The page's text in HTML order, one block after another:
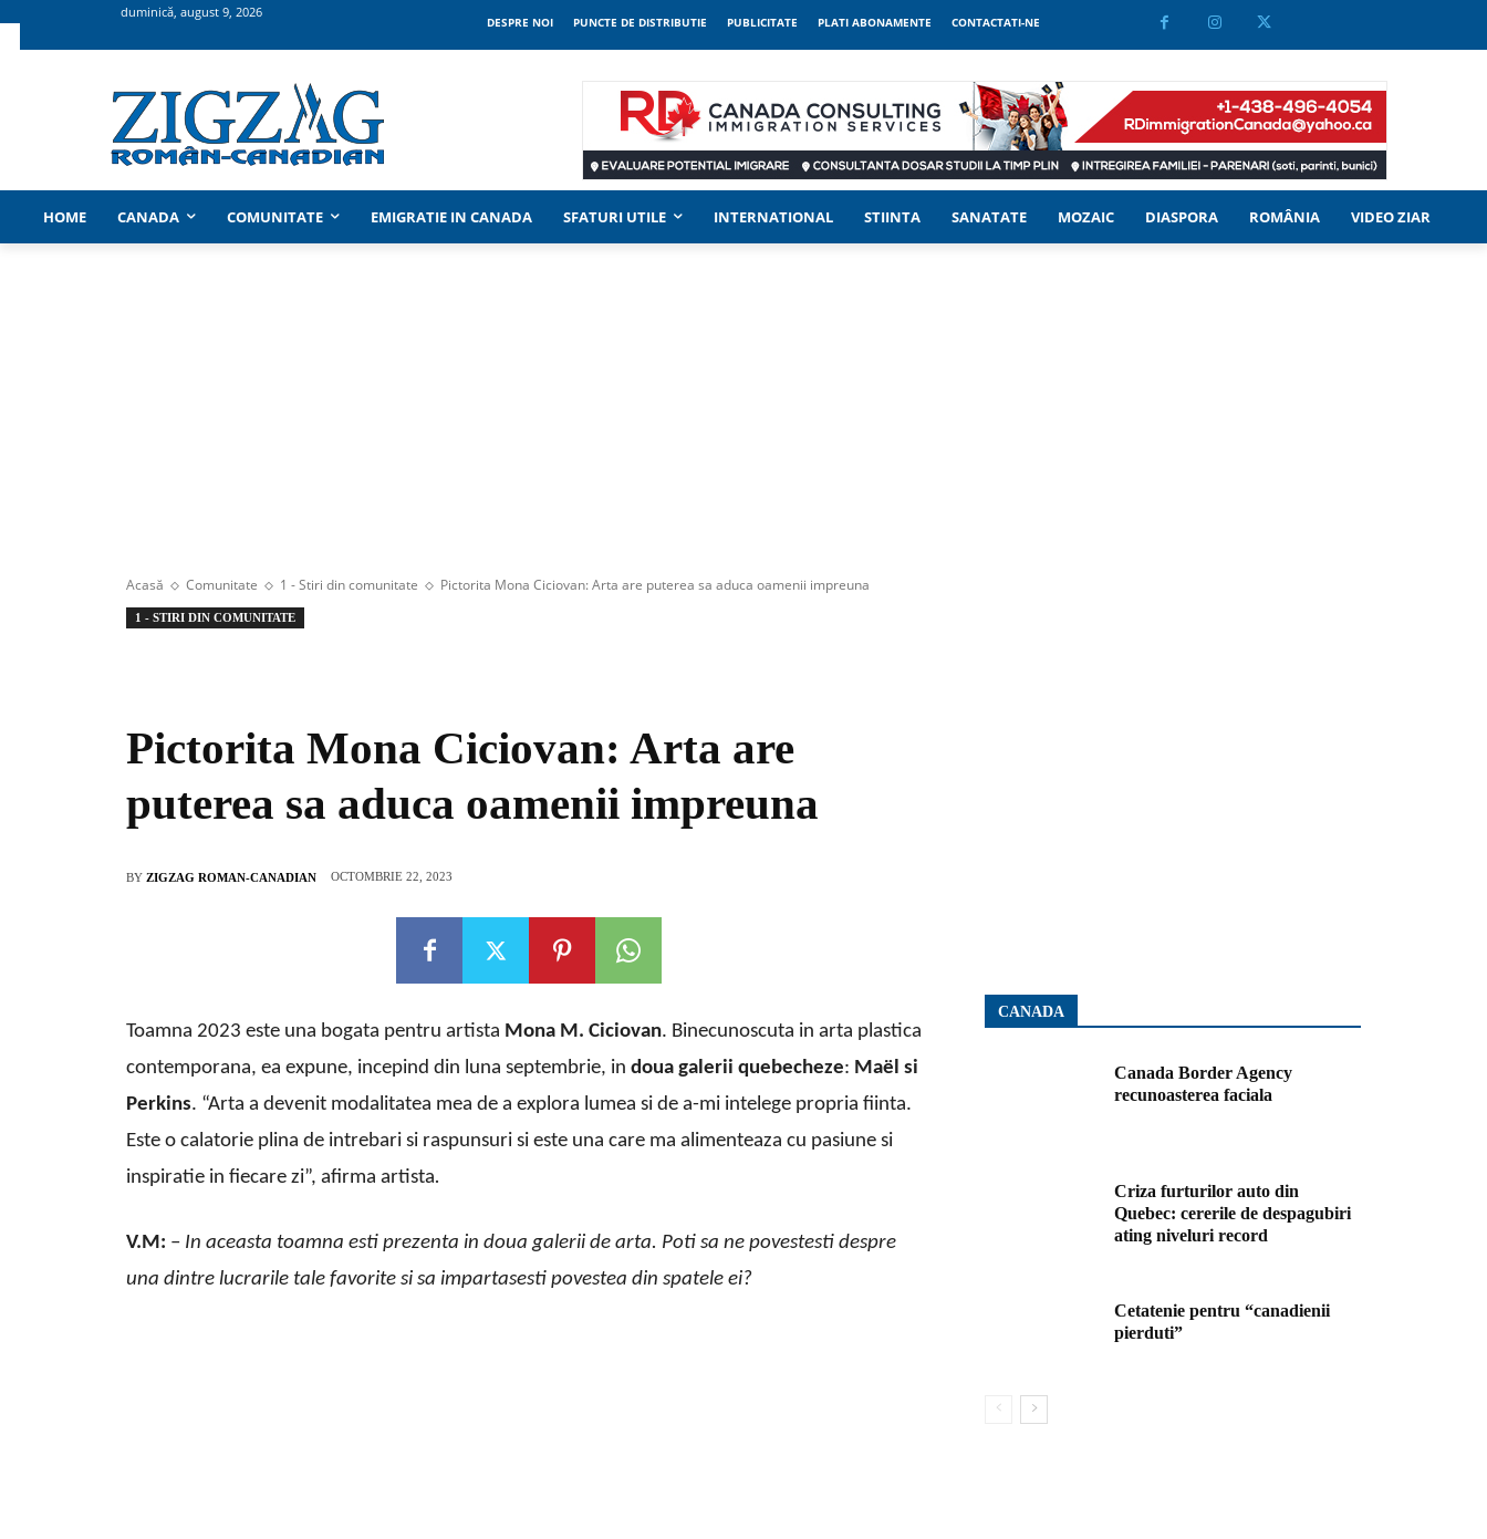
duminică, august 9, 2026
DESPRE NOI PUNCTE DE DISTRIBUTIE PUBLICITATE PLATI ABONAMENTE CONTACTATI-NE
HOME CANADA COMUNITATE EMIGRATIE IN CANADA SFATURI UTILE INTERNATIONAL STIINTA SANATATE MOZAIC DIASPORA ROMÂNIA VIDEO ZIAR
Acasă Comunitate 1 - Stiri din comunitate Pictorita Mona Ciciovan: Arta are puterea sa aduca oamenii impreuna
1 - STIRI DIN COMUNITATE
Pictorita Mona Ciciovan: Arta are
puterea sa aduca oamenii impreuna
BY ZIGZAG ROMAN-CANADIAN OCTOMBRIE 22, 2023
Toamna 2023 este una bogata pentru artista Mona M. Ciciovan. Binecunoscuta in arta plastica
contemporana, ea expune, incepind din luna septembrie, in doua galerii quebecheze: Maël si
Perkins. “Arta a devenit modalitatea mea de a explora lumea si de a-mi intelege propria fiinta.
Este o calatorie plina de intrebari si raspunsuri si este una care ma alimenteaza cu pasiune si
inspiratie in fiecare zi”, afirma artista.
V.M: – In aceasta toamna esti prezenta in doua galerii de arta. Poti sa ne povestesti despre
una dintre lucrarile tale favorite si sa impartasesti povestea din spatele ei?
CANADA
Canada Border Agency
recunoasterea faciala
Criza furturilor auto din
Quebec: cererile de despagubiri
ating niveluri record
Cetatenie pentru “canadienii
pierduti”